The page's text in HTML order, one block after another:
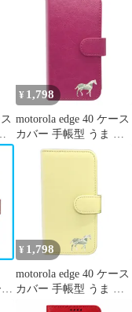
バー edge40ケース
edge40カバー "3q-2pl-
カ
¥ 1,798
motorola edge 40 ケース
カバー 手帳型 うま 馬
edge 40ケース edge 40カ
バー edge40ケース
edge40カバー "q-3pl-
¥ 1,798
motorola edge 40 ケース
カバー 手帳型 うま 馬
edge 40ケース edge 40カ